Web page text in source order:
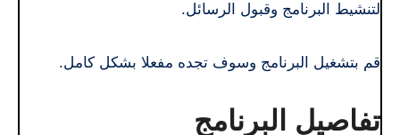
لتنشيط البرنامج وقبول الرسائل.
قم بتشغيل البرنامج وسوف تجده مفعلا بشكل كامل.
تفاصيل البرنامج